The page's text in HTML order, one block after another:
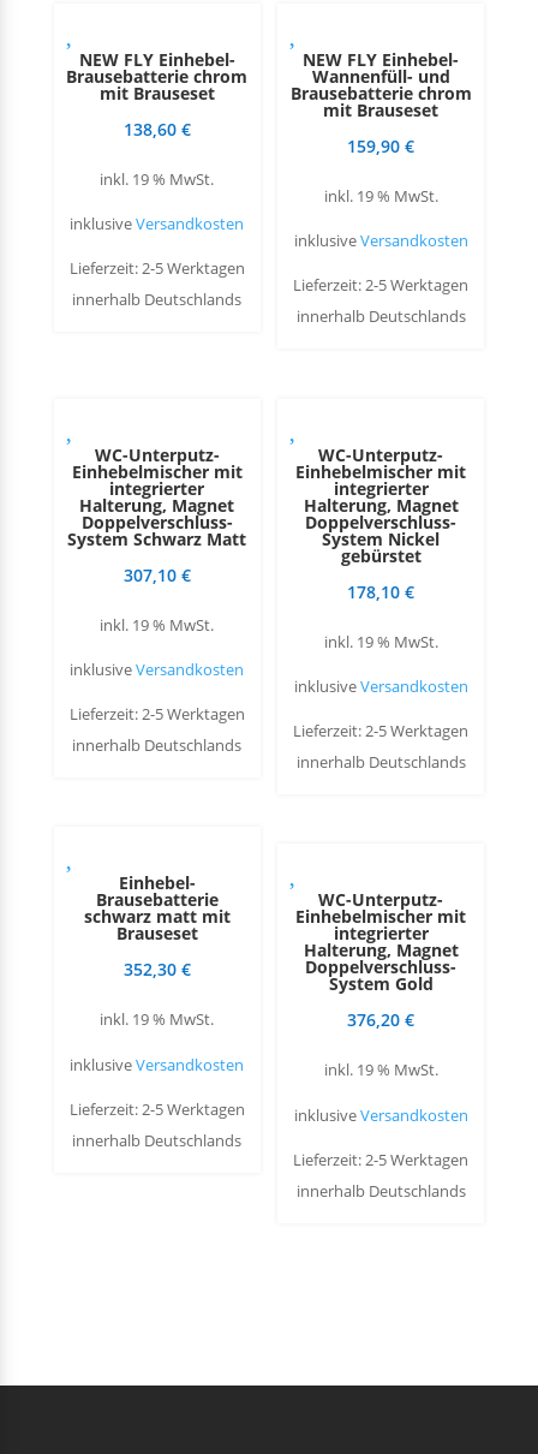
NEW FLY Einhebel-
Brausebatterie chrom
mit Brauseset
138,60 €
inkl. 19 % MwSt.
inklusiveVersandkosten
Lieferzeit: 2-5 Werktagen
innerhalb Deutschlands
NEW FLY Einhebel-
Wannenfüll- und
Brausebatterie chrom
mit Brauseset
159,90€
inkl. 19 % MwSt.
inklusiveVersandkosten
Lieferzeit: 2-5 Werktagen
innerhalb Deutschlands
WC-Unterputz-
Einhebelmischer mit
integrierter
Halterung, Magnet
Doppelverschluss-
System Schwarz Matt
307,10 €
inkl. 19 % MwSt.
inklusiveVersandkosten
Lieferzeit: 2-5 Werktagen
innerhalb Deutschlands
WC-Unterputz-
Einhebelmischer mit
integrierter
Halterung, Magnet
Doppelverschluss-
System Nickel
gebürstet
178,10€
inkl. 19 % MwSt.
inklusiveVersandkosten
Lieferzeit: 2-5 Werktagen
innerhalb Deutschlands
Einhebel-
Brausebatterie
schwarz matt mit
Brauseset
352,30 €
inkl. 19 % MwSt.
inklusiveVersandkosten
Lieferzeit: 2-5 Werktagen
innerhalb Deutschlands
WC-Unterputz-
Einhebelmischer mit
integrierter
Halterung, Magnet
Doppelverschluss-
System Gold
376,20€
inkl. 19 % MwSt.
inklusiveVersandkosten
Lieferzeit: 2-5 Werktagen
innerhalb Deutschlands